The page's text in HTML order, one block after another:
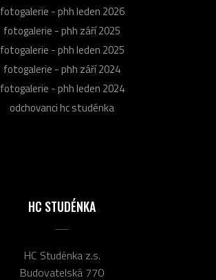
HC STUDÉNKA
HC Studénka z.s.
Budovatelská 770
fotogalerie - phh leden 2026
fotogalerie - phh září 2025
fotogalerie - phh leden 2025
fotogalerie - phh září 2024
fotogalerie - phh leden 2024
odchovanci hc studénka